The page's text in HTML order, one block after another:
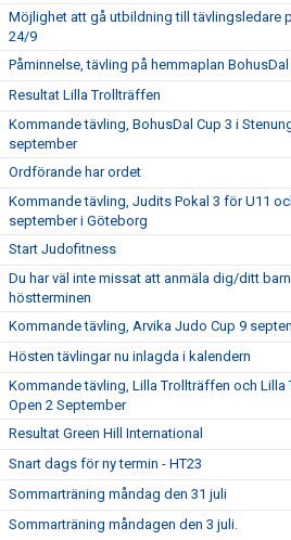
Möjlighet att gå utbildning till tävlingsledare
24/9
Påminnelse, tävling på hemmaplan BohusDal
Resultat Lilla Trollträffen
Kommande tävling, BohusDal Cup 3 i
september
Ordförande har ordet
Kommande tävling, Judits Pokal 3 för U11
september i Göteborg
Start Judofitness
Du har väl inte missat att anmäla dig/ditt
höstterminen
Kommande tävling, Arvika Judo Cup 9
Hösten tävlingar nu inlagda i kalendern
Kommande tävling, Lilla Trollträffen och Lilla
Open 2 September
Resultat Green Hill International
Snart dags för ny termin - HT23
Sommarträning måndag den 31 juli
Sommarträning måndagen den 3 juli.